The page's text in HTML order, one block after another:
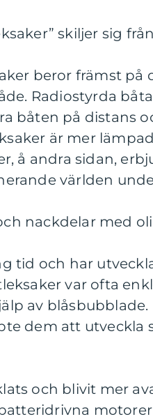
skiljer sig
beror främst på
Radiostyrda
båten på distans
är mer
å andra sidan,
världen
nackdelar med
tid och har
var ofta
av blåsbubblade.
dem att utveckla
och blivit mer